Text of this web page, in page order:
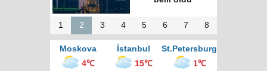
düzenlendi
1 2 3 4 5 6 7 8
Moskova İstanbul
St.Petersburg
4℃
15℃ 1℃